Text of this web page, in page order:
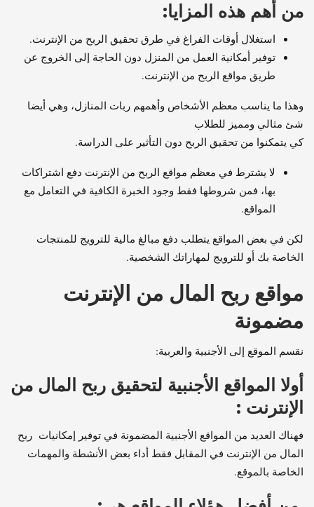
من أهم هذه المزايا:
استغلال أوقات الفراغ في طرق تحقيق الربح من الإنترنت.
توفير أمكانية العمل من المنزل دون الحاجة إلى الخروج عن
طريق مواقع الربح من الإنترنت.
وهذا ما يناسب معظم الأشخاص وأهمهم ربات المنازل، وهي أيضا
شئ مثالي ومميز للطلاب
كي يتمكنوا من تحقيق الربح دون التأثير على الدراسة.
لا يشترط في معظم مواقع الربح من الإنترنت دفع اشتراكات
بها، فمن شروطها فقط وجود الخبرة الكافية في التعامل مع
المواقع.
لكن في بعض المواقع يتطلب دفع مبالغ مالية للترويج للمنتجات
الخاصة بك أو للترويج لمهاراتك الشخصية.
مواقع ربح المال من الإنترنت
مضمونة
نقسم الموقع إلى الأجنبية والعربية:
أولا المواقع الأجنبية لتحقيق ربح المال من
الإنترنت :
فهناك العديد من المواقع الأجنبية المضمونة في توفير إمكانيات ربح
المال من الإنترنت في المقابل فقط أداء بعض الأنشطة والمهمات
الخاصة بالموقع.